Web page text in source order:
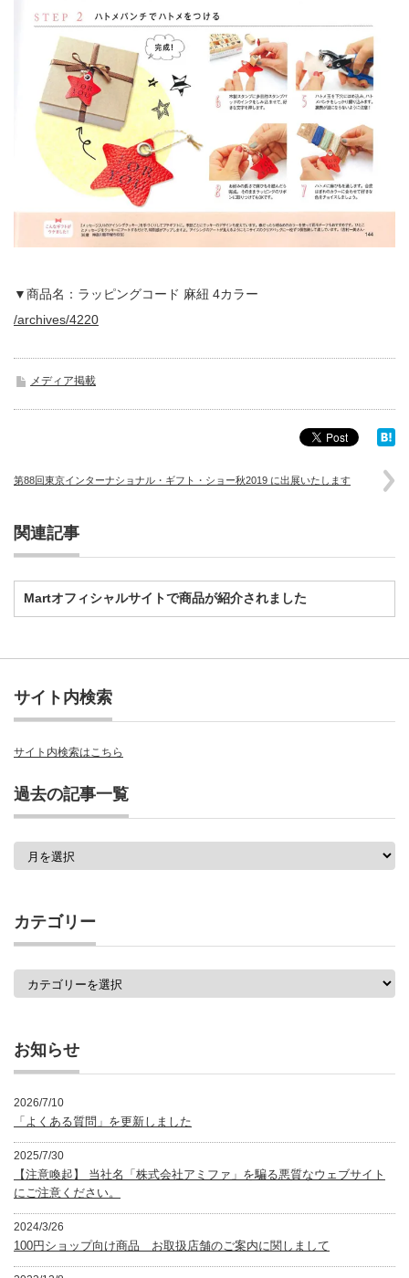
▼商品名：ラッピングコード 麻紐 4カラー
/archives/4220
メディア掲載
第88回東京インターナショナル・ギフト・ショー秋2019 に出展いたします
関連記事
Martオフィシャルサイトで商品が紹介されました
サイト内検索
サイト内検索はこちら
過去の記事一覧
過
一
覧
カテゴリー
カ
お知らせ
2026/7/10
「よくある質問」を更新しました
2025/7/30
【注意喚起】 当社名「株式会社アミファ」を騙る悪質なウェブサイト
にご注意ください。
2024/3/26
100円ショップ向け商品 お取扱店舗のご案内に関しまして